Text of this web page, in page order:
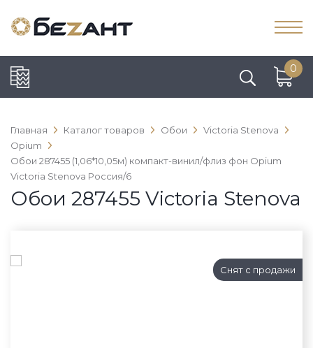
0
Главная Каталог товаров Обои
Victoria Stenova
Opium
Обои 287455 (1,06*10,05м) компакт-винил/флиз фон Opium
Victoria Stenova Россия/6
Обои 287455 Victoria Stenova
Снят с продажи